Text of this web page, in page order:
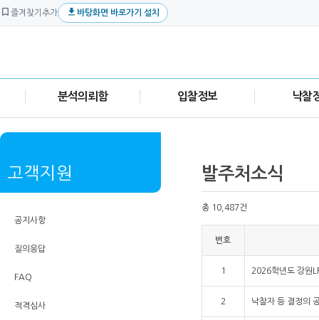
 즐겨찾기추가  바탕화면 바로가기 설치
분석의뢰함 입찰정보 낙찰
고객지원
공지사항
질의응답
FAQ
적격심사
발주처소식
총 10,487건
번호
1 2026학년도 강원
2 낙찰자 등 결정의